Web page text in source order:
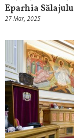
Eparhia
27 Mar, 2025